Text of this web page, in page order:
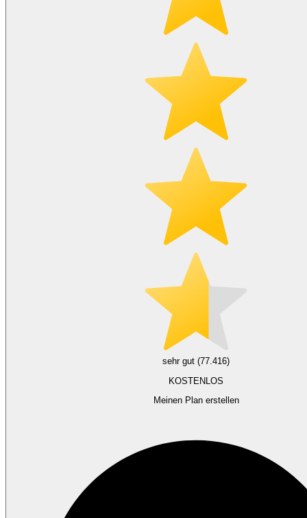
sehr gut (77.416)
KOSTENLOS
Meinen Plan erstellen